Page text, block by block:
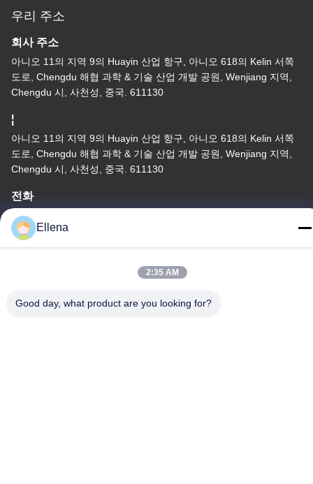
우리 주소
회사 주소
아니오 11의 지역 9의 Huayin 산업 항구, 아니오 618의 Kelin 서쪽
도로, Chengdu 해협 과학 & 기술 산업 개발 공원, Wenjiang 지역,
Chengdu 시, 사천성, 중국. 611130
¦
아니오 11의 지역 9의 Huayin 산업 항구, 아니오 618의 Kelin 서쪽
도로, Chengdu 해협 과학 & 기술 산업 개발 공원, Wenjiang 지역,
Chengdu 시, 사천성, 중국. 611130
전화
86--13666101750
중국 좋은 품질 플라스마 수술 체계 공급업체. 저작권 © -2026
Ellena
2:35 AM
Good day, what product are you looking for?